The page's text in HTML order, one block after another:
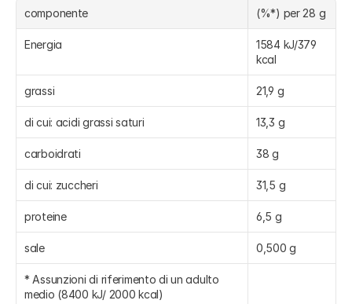
componente (%*) per 28 g
Energia
1584 kJ/379
kcal
grassi 21,9 g
di cui: acidi grassi saturi 13,3 g
carboidrati 38 g
di cui: zuccheri 31,5 g
proteine 6,5 g
sale 0,500 g
* Assunzioni di riferimento di un adulto
medio (8400 kJ/ 2000 kcal)